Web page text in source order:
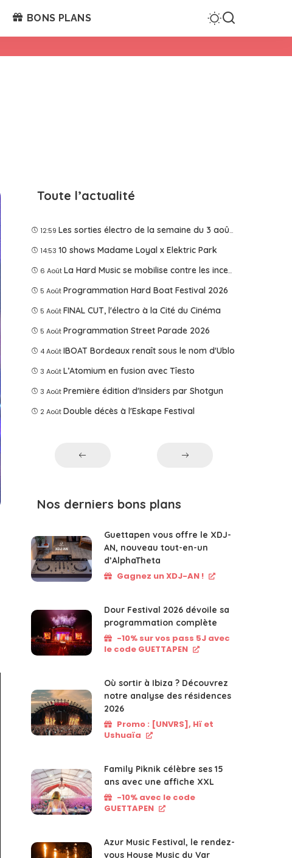
BONS PLANS
Toute l’actualité
12:59 Les sorties électro de la semaine du 3 août 2026
14:53 10 shows Madame Loyal x Elektric Park
6 Août La Hard Music se mobilise contre les incendies
5 Août Programmation Hard Boat Festival 2026
5 Août FINAL CUT, l'électro à la Cité du Cinéma
5 Août Programmation Street Parade 2026
4 Août IBOAT Bordeaux renaît sous le nom d'Ublo
3 Août L’Atomium en fusion avec Tîesto
3 Août Première édition d'Insiders par Shotgun
2 Août Double décès à l'Eskape Festival
Nos derniers bons plans
Guettapen vous offre le XDJ-
AN, nouveau tout-en-un
d’AlphaTheta
Gagnez un XDJ-AN !
Dour Festival 2026 dévoile sa
programmation complète
-10% sur vos pass 5J avec
le code GUETTAPEN
Où sortir à Ibiza ? Découvrez
notre analyse des résidences
2026
Promo : [UNVRS], Hï et
Ushuaïa
Family Piknik célèbre ses 15
ans avec une affiche XXL
-10% avec le code
GUETTAPEN
Azur Music Festival, le rendez-
vous House Music du Var